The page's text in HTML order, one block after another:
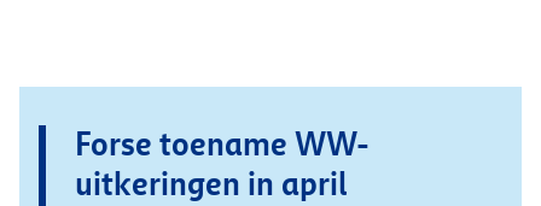
Forse toename WW-
uitkeringen in april